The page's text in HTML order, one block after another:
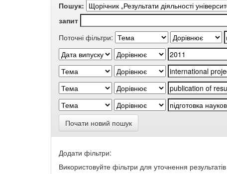
Пошук:
запит
Поточні фільтри:
Почати новий пошук
Додати фільтри:
Використовуйте фільтри для уточнення